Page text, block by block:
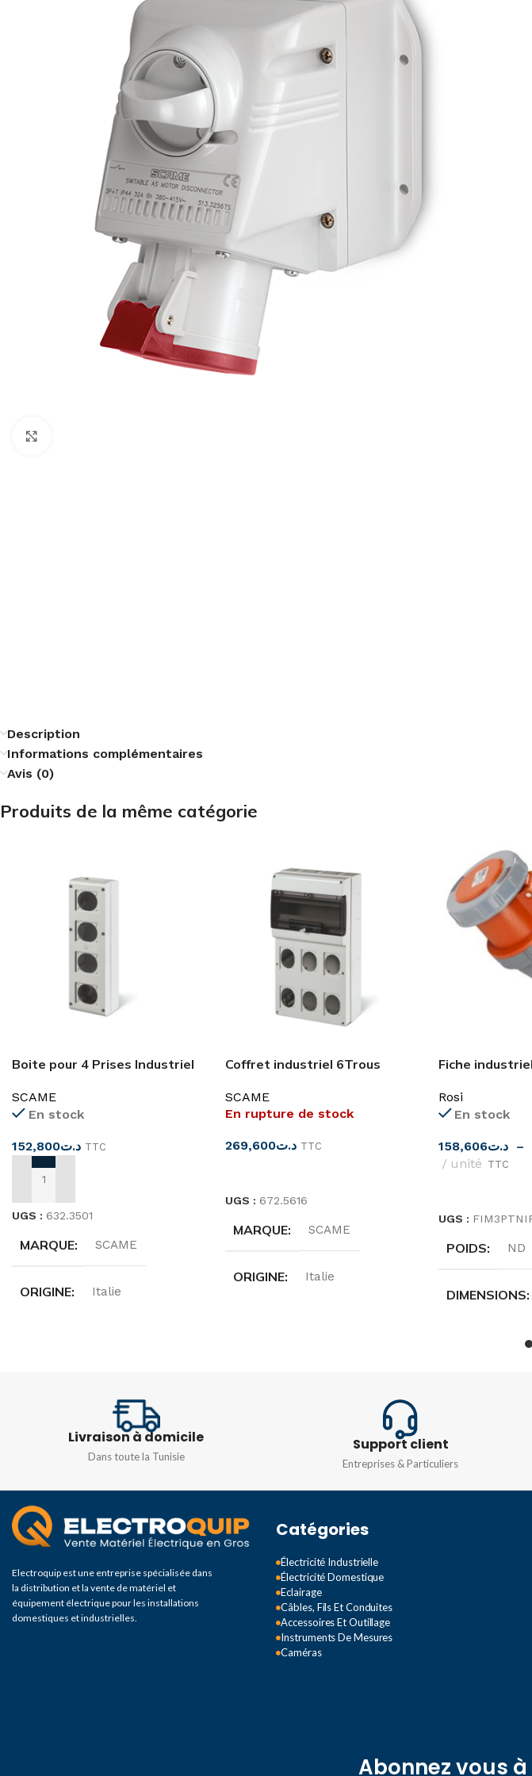
Description
Informations complémentaires
Avis (0)
Produits de la même catégorie
Boite pour 4 Prises Industriel
SCAME
En stock
د.ت152,800 TTC
AJOUTER AU PANIER
UGS : 632.3501
MARQUE SCAME
ORIGINE Italie
DEGRÉ DE PROTECTION
COULEUR Gris
Coffret industriel 6Trous
SCAME
En rupture de stock
د.ت269,600 TTC
UGS : 672.5616
MARQUE SCAME
ORIGINE Italie
Fiche
Rosi
En stock
د.ت158,606 –
unité TTC
UGS :
POIDS ND
DIMENSIONS
de 200/346 V
Livraison à domicile
Dans toute la Tunisie
Support client
Entreprises & Particuliers
Electroquip est une entreprise spécialisée dans
la distribution et la vente de matériel et
équipement électrique pour les installations
domestiques et industrielles.
Catégories
Électricité Industrielle
Électricité Domestique
Eclairage
Câbles, Fils Et Conduites
Accessoires Et Outillage
Instruments De Mesures
Caméras
Abonnez vous